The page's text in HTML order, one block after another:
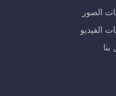
الصور
الفيديو